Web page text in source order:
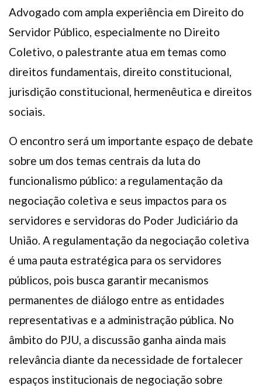
Advogado com ampla experiência em Direito do
Servidor Público, especialmente no Direito
Coletivo, o palestrante atua em temas como
direitos fundamentais, direito constitucional,
jurisdição constitucional, hermenêutica e direitos
sociais.
O encontro será um importante espaço de debate
sobre um dos temas centrais da luta do
funcionalismo público: a regulamentação da
negociação coletiva e seus impactos para os
servidores e servidoras do Poder Judiciário da
União. A regulamentação da negociação coletiva
é uma pauta estratégica para os servidores
públicos, pois busca garantir mecanismos
permanentes de diálogo entre as entidades
representativas e a administração pública. No
âmbito do PJU, a discussão ganha ainda mais
relevância diante da necessidade de fortalecer
espaços institucionais de negociação sobre